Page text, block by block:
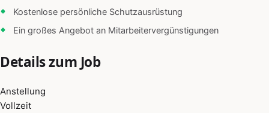
Kostenlose persönliche Schutzausrüstung
Ein großes Angebot an Mitarbeitervergünstigungen
Details zum Job
Anstellung
Vollzeit